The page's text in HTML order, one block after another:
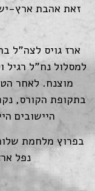
זאת אהבת ארץ-
למסלול נח"ל רגיל
מוצנח. לאחר
בתקופת הקורס,
היישובים
נפל